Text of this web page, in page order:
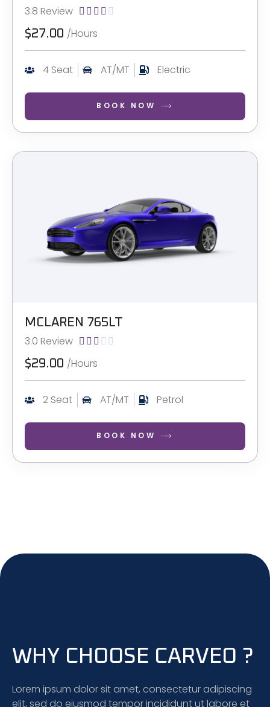
3.8 Review     
$27.00 /Hours
4 Seat AT/MT Electric
BOOK NOW
MCLAREN 765LT
3.0 Review     
$29.00 /Hours
2 Seat AT/MT Petrol
BOOK NOW
WHY CHOOSE CARVEO ?
Lorem ipsum dolor sit amet, consectetur adipiscing
elit, sed do eiusmod tempor incididunt ut labore et